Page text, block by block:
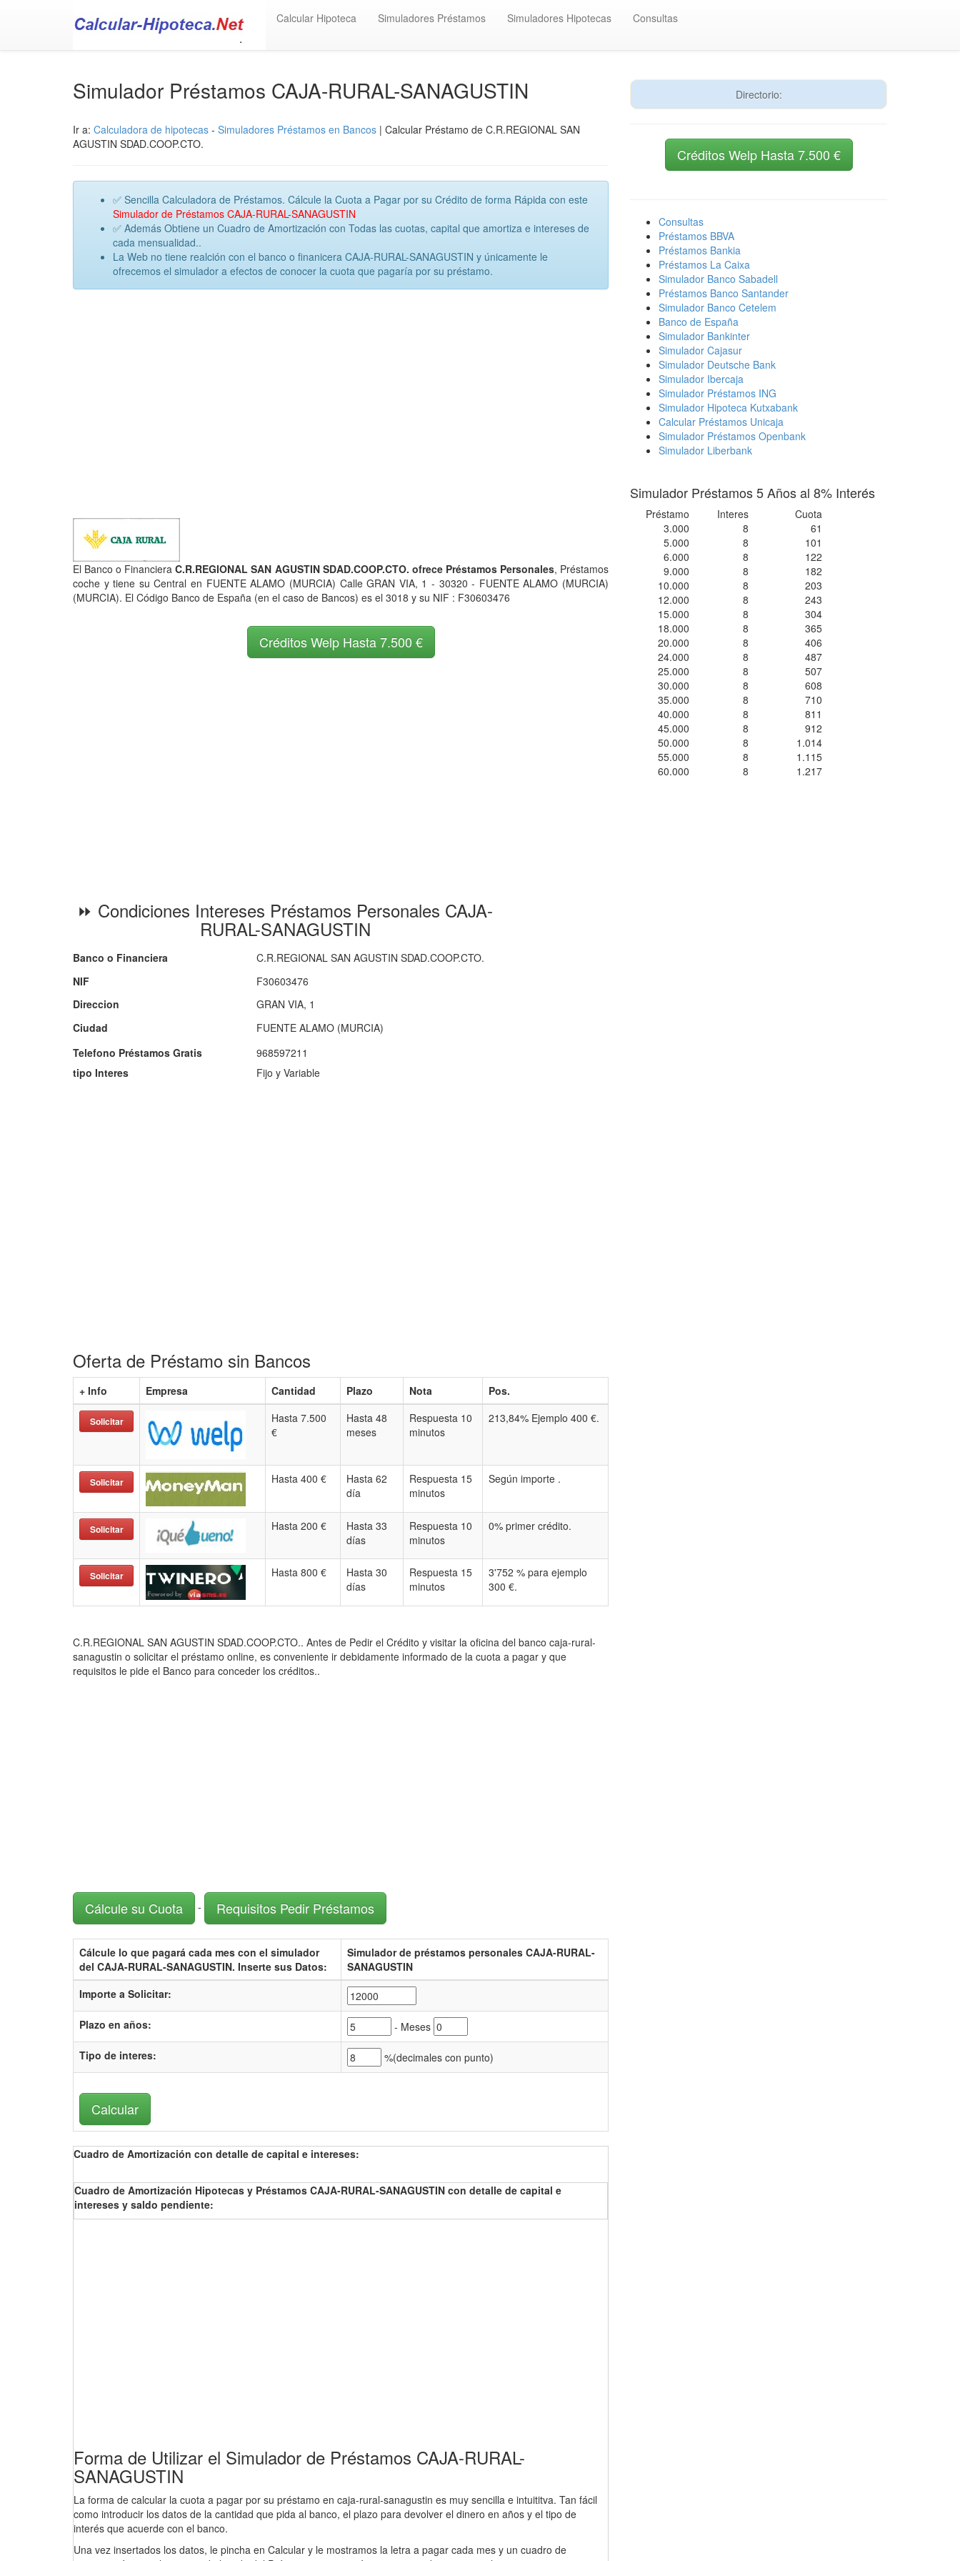
Calcular Hipoteca Simuladores Préstamos Simuladores Hipotecas Consultas
Simulador Préstamos CAJA-RURAL-SANAGUSTIN
Ir a: Calculadora de hipotecas - Simuladores Préstamos en Bancos | Calcular Préstamo de C.R.REGIONAL SAN
AGUSTIN SDAD.COOP.CTO.
✅ Sencilla Calculadora de Préstamos. Cálcule la Cuota a Pagar por su Crédito de forma Rápida con este
Simulador de Préstamos CAJA-RURAL-SANAGUSTIN
✅ Además Obtiene un Cuadro de Amortización con Todas las cuotas, capital que amortiza e intereses de
cada mensualidad..
La Web no tiene realción con el banco o finanicera CAJA-RURAL-SANAGUSTIN y únicamente le
ofrecemos el simulador a efectos de conocer la cuota que pagaría por su préstamo.
El Banco o FinancieraC.R.REGIONAL SAN AGUSTIN SDAD.COOP.CTO. ofrece Préstamos Personales, Préstamos
coche y tiene su Central en FUENTE ALAMO (MURCIA) Calle GRAN VIA, 1 - 30320 - FUENTE ALAMO (MURCIA)
(MURCIA). El Código Banco de España (en el caso de Bancos) es el 3018 y su NIF : F30603476
Créditos Welp Hasta 7.500 €
⏩ Condiciones Intereses Préstamos Personales CAJA-
RURAL-SANAGUSTIN
Banco o Financiera
C.R.REGIONAL SAN AGUSTIN SDAD.COOP.CTO.
NIF
F30603476
Direccion
GRAN VIA, 1
Ciudad
FUENTE ALAMO (MURCIA)
Telefono Préstamos Gratis
968597211
tipo Interes
Fijo y Variable
Oferta de Préstamo sin Bancos
+ Info Empresa Cantidad Plazo Nota Pos.
Solicitar
Hasta 7.500
€
Hasta 48
meses
Respuesta 10
minutos
213,84% Ejemplo 400 €.
Solicitar Hasta 400 €
Hasta 62
día
Respuesta 15
minutos
Según importe .
Solicitar Hasta 200 €
Hasta 33
días
Respuesta 10
minutos
0% primer crédito.
Solicitar Hasta 800 €
Hasta 30
días
Respuesta 15
minutos
3'752 % para ejemplo
300 €.
C.R.REGIONAL SAN AGUSTIN SDAD.COOP.CTO.. Antes de Pedir el Crédito y visitar la oficina del banco caja-rural-
sanagustin o solicitar el préstamo online, es conveniente ir debidamente informado de la cuota a pagar y que
requisitos le pide el Banco para conceder los créditos..
Cálcule su Cuota - Requisitos Pedir Préstamos
Cálcule lo que pagará cada mes con el simulador
del CAJA-RURAL-SANAGUSTIN. Inserte sus Datos:
Simulador de préstamos personales CAJA-RURAL-
SANAGUSTIN
Importe a Solicitar:
Plazo en años:
- Meses
Tipo de interes: %(decimales con punto)
Cuadro de Amortización con detalle de capital e intereses:
Cuadro de Amortización Hipotecas y Préstamos CAJA-RURAL-SANAGUSTIN con detalle de capital e
intereses y saldo pendiente:
Forma de Utilizar el Simulador de Préstamos CAJA-RURAL-
SANAGUSTIN
La forma de calcular la cuota a pagar por su préstamo en caja-rural-sanagustin es muy sencilla e intuititva. Tan fácil
como introducir los datos de la cantidad que pida al banco, el plazo para devolver el dinero en años y el tipo de
interés que acuerde con el banco.
Una vez insertados los datos, le pincha en Calcular y le mostramos la letra a pagar cada mes y un cuadro de
Directorio:
Créditos Welp Hasta 7.500 €
Consultas
Préstamos BBVA
Préstamos Bankia
Préstamos La Caixa
Simulador Banco Sabadell
Préstamos Banco Santander
Simulador Banco Cetelem
Banco de España
Simulador Bankinter
Simulador Cajasur
Simulador Deutsche Bank
Simulador Ibercaja
Simulador Préstamos ING
Simulador Hipoteca Kutxabank
Calcular Préstamos Unicaja
Simulador Préstamos Openbank
Simulador Liberbank
Simulador Préstamos 5 Años al 8% Interés
Préstamo Interes
Cuota
3.000
8
61
5.000
8
101
6.000
8
122
9.000
8
182
10.000
8
203
12.000
8
243
15.000
8
304
18.000
8
365
20.000
8
406
24.000
8
487
25.000
8
507
30.000
8
608
35.000
8
710
40.000
8
811
45.000
8
912
50.000
8
1.014
55.000
8
1.115
60.000
8 1.217